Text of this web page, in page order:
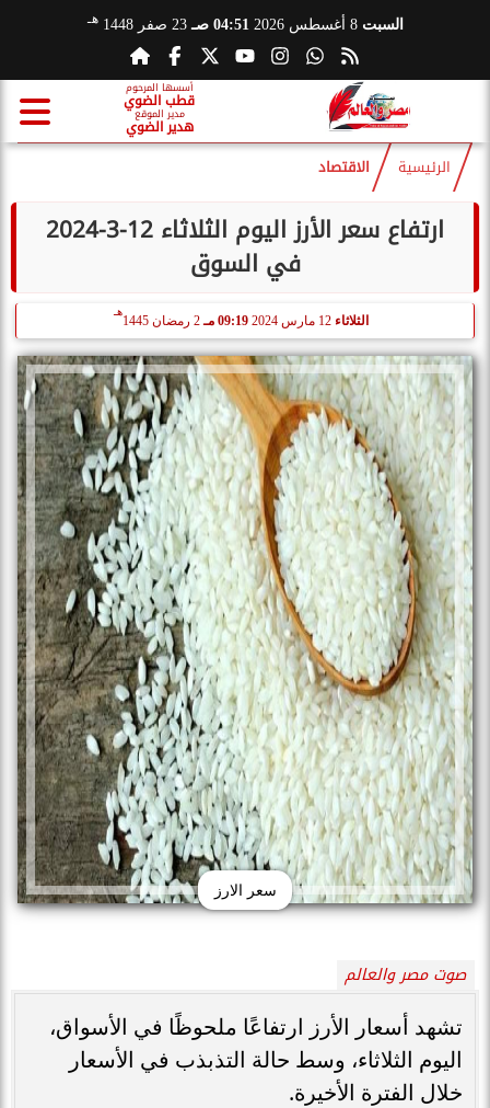
السبت 8 أغسطس 2026 04:51 صـ 23 صفر 1448 هـ
أسسها المرحوم
قطب الضوي
مدير الموقع
هدير الضوي
الرئيسية الاقتصاد
ارتفاع سعر الأرز اليوم الثلاثاء 12-3-2024
في السوق
الثلاثاء 12 مارس 2024 09:19 مـ 2 رمضان 1445
هـ
سعر الارز
صوت مصر والعالم
تشهد أسعار الأرز ارتفاعًا ملحوظًا في الأسواق،
اليوم الثلاثاء، وسط حالة التذبذب في الأسعار
خلال الفترة الأخيرة.